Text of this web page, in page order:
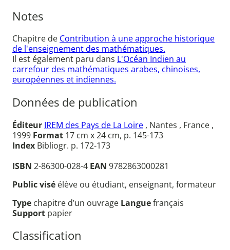
Notes
Chapitre de Contribution à une approche historique
de l'enseignement des mathématiques.
Il est également paru dans L'Océan Indien au
carrefour des mathématiques arabes, chinoises,
européennes et indiennes.
Données de publication
Éditeur IREM des Pays de La Loire , Nantes , France ,
1999 Format 17 cm x 24 cm, p. 145-173
Index Bibliogr. p. 172-173
ISBN 2-86300-028-4 EAN 9782863000281
Public visé élève ou étudiant, enseignant, formateur
Type chapitre d’un ouvrage Languefrançais
Support papier
Classification